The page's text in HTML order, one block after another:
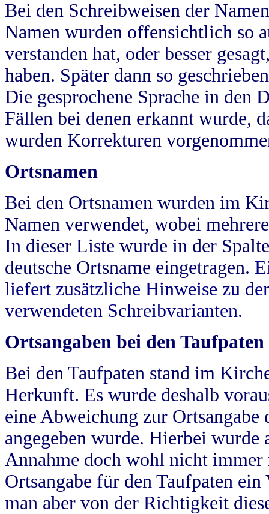
Bei den Schreibweisen der
Namen wurden offensichtlich so
verstanden hat, oder besser
haben. Später dann so
Die gesprochene Sprache in
Fällen bei denen erkannt wurde,
wurden Korrekturen
Ortsnamen
Bei den Ortsnamen wurden im
Namen verwendet, wobei
In dieser Liste wurde in der
deutsche Ortsname eingetragen.
liefert zusätzliche Hinweise zu
verwendeten Schreibvarianten.
Ortsangaben bei den Taufpaten
Bei den Taufpaten stand im
Herkunft. Es wurde deshalb
eine Abweichung zur
angegeben wurde. Hierbei wurde
Annahme doch wohl nicht
Ortsangabe für den Taufpaten
man aber von der Richtigkeit